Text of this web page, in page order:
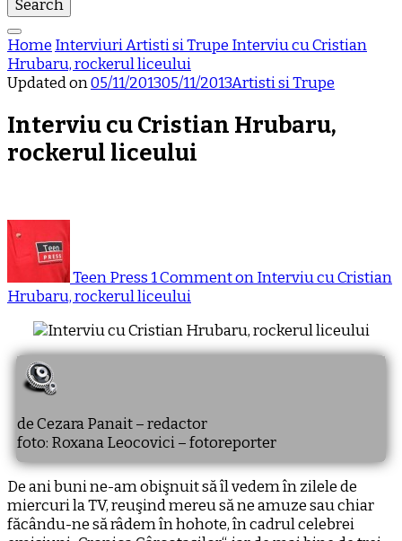
Home InterviuriArtisti si Trupe Interviu cu Cristian
Hrubaru, rockerul liceului
Updated on05/11/201305/11/2013Artisti si Trupe
Interviu cu Cristian Hrubaru,
rockerul liceului
Teen Press1 Commenton Interviu cu Cristian
Hrubaru, rockerul liceului
de Cezara Panait – redactor
foto: Roxana Leocovici – fotoreporter
De ani buni ne-am obişnuit să îl vedem în zilele de
miercuri la TV, reuşind mereu să ne amuze sau chiar
făcându-ne să râdem în hohote, în cadrul celebrei